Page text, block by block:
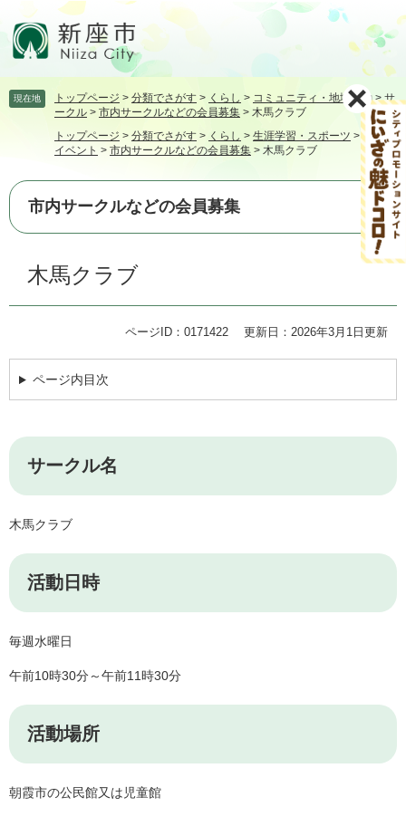
頭飛
文
へ
現在地 トップページ > 分類でさがす > くらし > コミュニティ・地域活動 >サ
ークル > 市内サークルなどの会員募集 > 木馬クラブ
トップページ > 分類でさがす > くらし > 生涯学習・スポーツ >講座・
イベント > 市内サークルなどの会員募集 > 木馬クラブ
市内サークルなどの会員募集
木馬クラブ
ページID：0171422 更新日：2026年3月1日更新
ページ内目次
サークル名
木馬クラブ
活動日時
毎週水曜日
午前10時30分～午前11時30分
活動場所
朝霞市の公民館又は児童館